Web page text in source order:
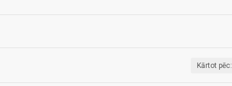
Kārtot pēc: